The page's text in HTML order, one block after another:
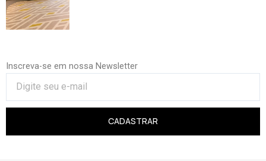
Inscreva-se em nossa Newsletter
CADASTRAR